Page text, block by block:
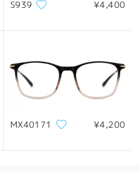
S939 ¥4,400
MX40171 ¥4,200